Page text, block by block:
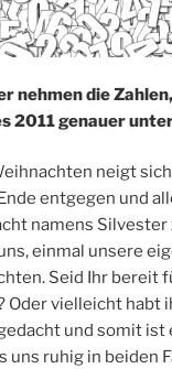
nehmen die
2011 genauer
neigt sich
entgegen und
namens Silvester
einmal unsere
Seid Ihr bereit
Oder vielleicht habt
und somit ist
uns ruhig in beiden